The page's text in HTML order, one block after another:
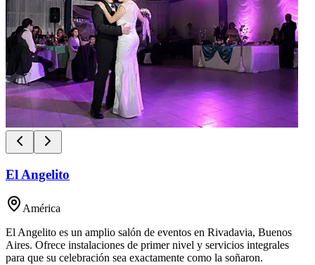
El Angelito
América
El Angelito es un amplio salón de eventos en Rivadavia, Buenos
Aires. Ofrece instalaciones de primer nivel y servicios integrales
para que su celebración sea exactamente como la soñaron.